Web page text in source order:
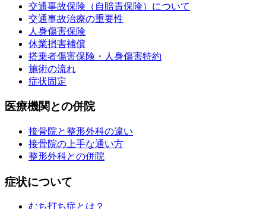
交通事故保険（自賠責保険）について
交通事故治療の重要性
人身傷害保険
休業損害補償
搭乗者傷害保険・人身傷害特約
施術の流れ
症状固定
医療機関との併院
接骨院と整形外科の違い
接骨院の上手な通い方
整形外科との併院
症状について
むち打ち症とは？